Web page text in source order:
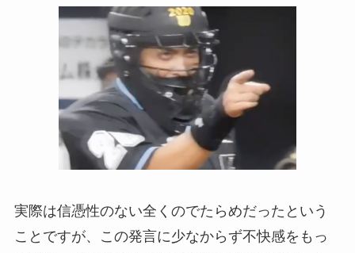
実際は信憑性のない全くのでたらめだったという
ことですが、この発言に少なからず不快感をもっ